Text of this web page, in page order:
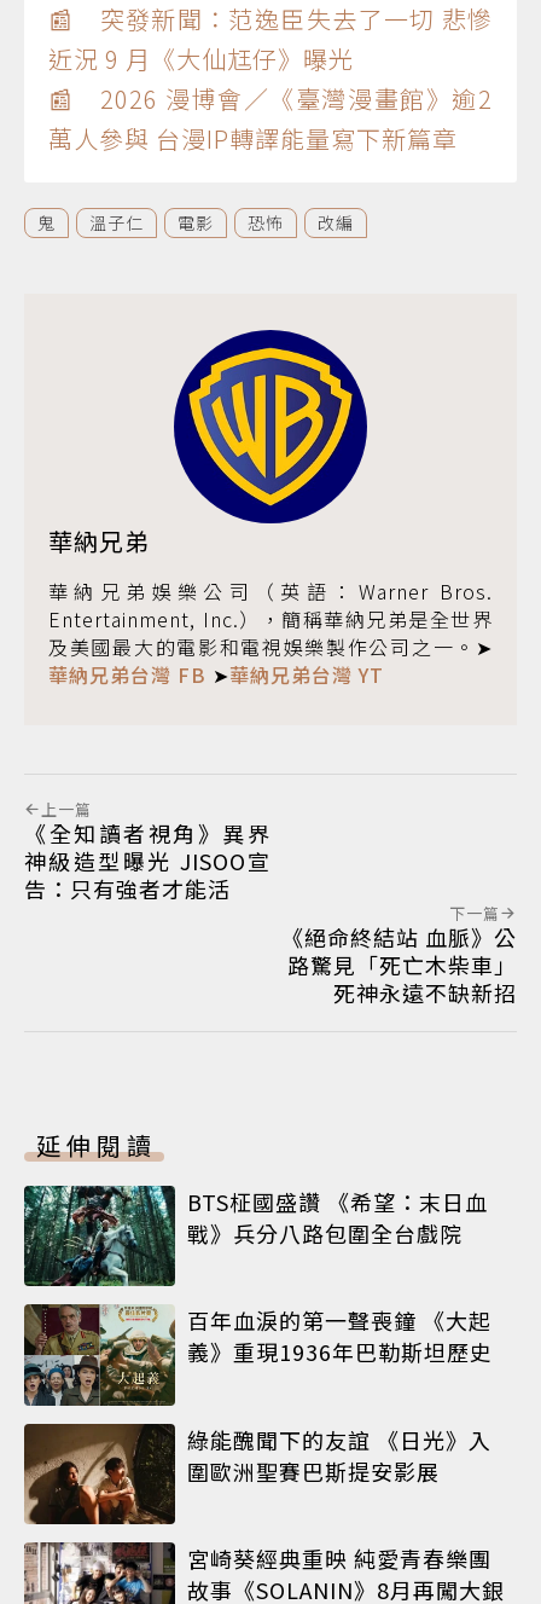
📰 突發新聞：范逸臣失去了一切 悲慘
近況 9 月《大仙尪仔》曝光
📰 2026 漫博會／《臺灣漫畫館》逾2
萬人參與 台漫IP轉譯能量寫下新篇章
鬼 溫子仁 電影 恐怖 改編
華納兄弟
華納兄弟娛樂公司（英語：Warner Bros.
Entertainment, Inc.），簡稱華納兄弟是全世界
及美國最大的電影和電視娛樂製作公司之一。➤
華納兄弟台灣 FB ➤華納兄弟台灣 YT
上一篇
《全知讀者視角》異界
神級造型曝光 JISOO宣
告：只有強者才能活
下一篇
《絕命終結站 血脈》公
路驚見「死亡木柴車」
死神永遠不缺新招
延伸閱讀
BTS柾國盛讚 《希望：末日血
戰》兵分八路包圍全台戲院
百年血淚的第一聲喪鐘 《大起
義》重現1936年巴勒斯坦歷史
綠能醜聞下的友誼 《日光》入
圍歐洲聖賽巴斯提安影展
宮崎葵經典重映 純愛青春樂團
故事《SOLANIN》8月再闖大銀